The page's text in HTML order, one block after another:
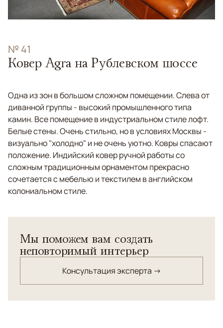
№ 41
Ковер Agra на Рублевском шоссе
Одна из зон в большом сложном помещении. Слева от
диванной группы - высокий промышленного типа
камин. Все помещение в индустриальном стиле лофт.
Белые стены. Очень стильно, но в условиях Москвы -
визуально "холодно" и не очень уютно. Ковры спасают
положение. Индийский ковер ручной работы со
сложным традиционным орнаментом прекрасно
сочетается с мебелью и текстилем в английском
колониальном стиле.
Мы поможем вам создать
неповторимый интерьер
Консультация эксперта →